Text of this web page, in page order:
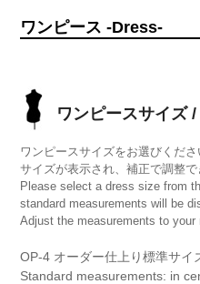
ワンピース -Dress-
ワンピースサイズ
ワンピースサイズをお選びくだ
サイズが表示され、補正で調整で
Please select a dress size from
standard measurements will be
Adjust the measurements to your
OP-4 オーダー仕上り標準サイ
Standard measurements: in